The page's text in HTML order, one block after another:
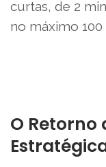
curtas, de 2
no máximo 100
O Retorno